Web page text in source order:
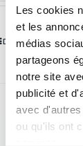
Les cookies
et les
médias
partageons
notre site
publicité et
avec
ou qu'ils ont
Détails